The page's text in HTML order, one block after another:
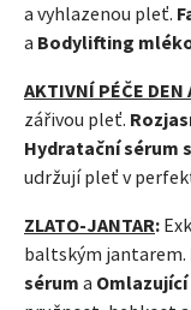
a vyhlazenou pleť.
a Bodylifting
AKTIVNÍ PÉČE DEN
zářivou pleť.
Hydratační sérum
udržují pleť v
ZLATO-JANTAR:
baltským jantarem.
sérum a